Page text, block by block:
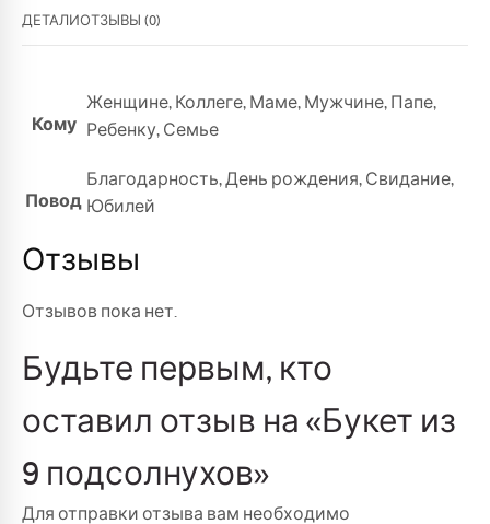
ДЕТАЛИОТЗЫВЫ (0)
Кому
Женщине,Коллеге,Маме,Мужчине,Папе,
Ребенку,Семье
Повод
Благодарность,День рождения,Свидание,
Юбилей
Отзывы
Отзывов пока нет.
Будьте первым, кто
оставил отзыв на «Букет из
9 подсолнухов»
Для отправки отзыва вам необходимо